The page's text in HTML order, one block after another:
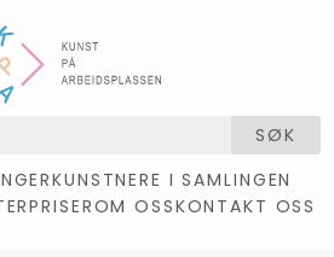
SØK
KUNSTNERE I SAMLINGEN
PRISEROM OSSKONTAKT OSS